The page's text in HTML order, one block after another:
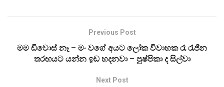
Previous Post
මම ඩිවොස් නෑ – මං වගේ අයට ලෝක විවාහක රෑ රැජින
තරඟයට යන්න ඉඩ හදනවා – පුෂ්පිකා ද සිල්වා
Next Post